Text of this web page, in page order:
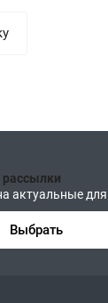
актуальные
Выбрать